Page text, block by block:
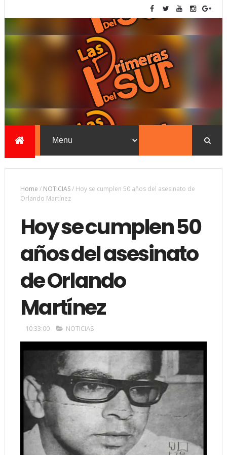
Home / NOTICIAS/ Hoy se cumplen 50 años del asesinato de
Orlando Martínez
Hoy se cumplen 50
años del asesinato
de Orlando
Martínez
10:33:00 NOTICIAS